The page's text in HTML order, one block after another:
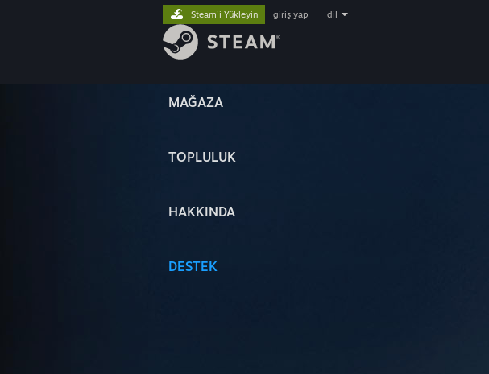
MAĞAZA
TOPLULUK
HAKKINDA
DESTEK
Steam'i Yükleyin giriş yap dil